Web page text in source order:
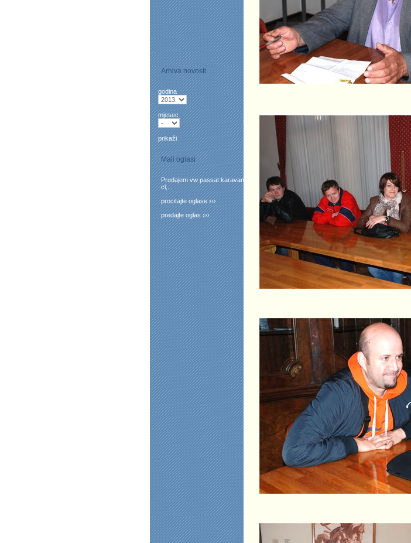
Arhiva novosti
godina
mjesec
prikaži
Mali oglasi
Prodajem vw passat karavan
cl,...
procitajte oglase ›››
predajte oglas ›››